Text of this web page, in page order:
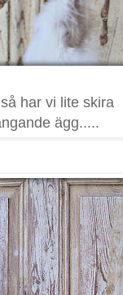
har vi lite skira
ägg.....